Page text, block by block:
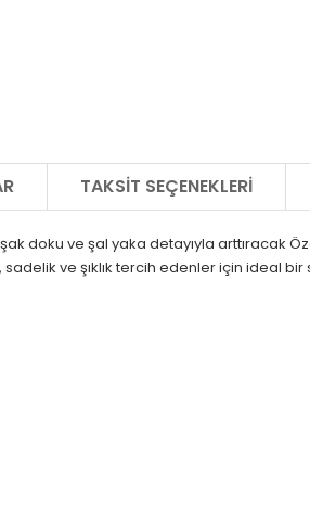
TAKSIT SEÇENEKLERI
doku ve şal yaka detayıyla arttıracak
ve şıklık tercih edenler için ideal bir